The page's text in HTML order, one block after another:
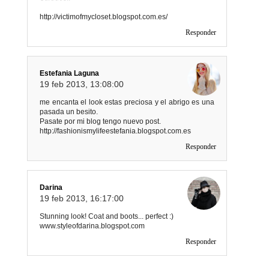
http://victimofmycloset.blogspot.com.es/
Responder
Estefania Laguna
19 feb 2013, 13:08:00
me encanta el look estas preciosa y el abrigo es una
pasada un besito.
Pasate por mi blog tengo nuevo post.
http://fashionismylifeestefania.blogspot.com.es
Responder
Darina
19 feb 2013, 16:17:00
Stunning look! Coat and boots... perfect :)
www.styleofdarina.blogspot.com
Responder